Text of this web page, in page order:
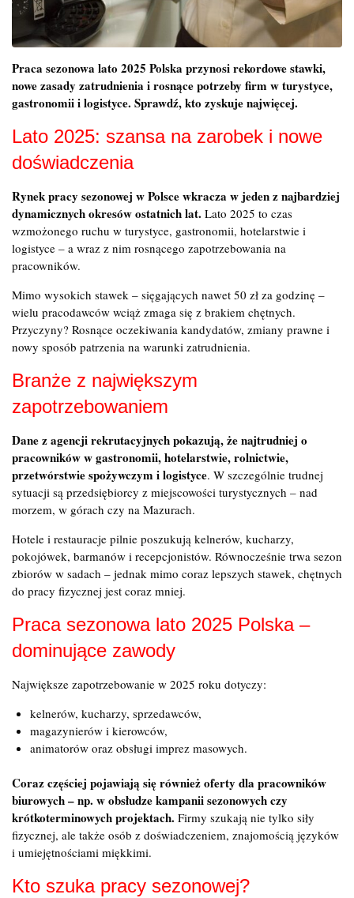
Praca sezonowa lato 2025 Polska przynosi rekordowe stawki,
nowe zasady zatrudnienia i rosnące potrzeby firm w turystyce,
gastronomii i logistyce. Sprawdź, kto zyskuje najwięcej.
Lato 2025: szansa na zarobek i nowe
doświadczenia
Rynek pracy sezonowej w Polsce wkracza w jeden z najbardziej
dynamicznych okresów ostatnich lat. Lato 2025 to czas
wzmożonego ruchu w turystyce, gastronomii, hotelarstwie i
logistyce – a wraz z nim rosnącego zapotrzebowania na
pracowników.
Mimo wysokich stawek – sięgających nawet 50 zł za godzinę –
wielu pracodawców wciąż zmaga się z brakiem chętnych.
Przyczyny? Rosnące oczekiwania kandydatów, zmiany prawne i
nowy sposób patrzenia na warunki zatrudnienia.
Branże z największym
zapotrzebowaniem
Dane z agencji rekrutacyjnych pokazują, że najtrudniej o
pracowników w gastronomii, hotelarstwie, rolnictwie,
przetwórstwie spożywczym i logistyce. W szczególnie trudnej
sytuacji są przedsiębiorcy z miejscowości turystycznych – nad
morzem, w górach czy na Mazurach.
Hotele i restauracje pilnie poszukują kelnerów, kucharzy,
pokojówek, barmanów i recepcjonistów. Równocześnie trwa sezon
zbiorów w sadach – jednak mimo coraz lepszych stawek, chętnych
do pracy fizycznej jest coraz mniej.
Praca sezonowa lato 2025 Polska –
dominujące zawody
Największe zapotrzebowanie w 2025 roku dotyczy:
kelnerów, kucharzy, sprzedawców,
magazynierów i kierowców,
animatorów oraz obsługi imprez masowych.
Coraz częściej pojawiają się również oferty dla pracowników
biurowych – np. w obsłudze kampanii sezonowych czy
krótkoterminowych projektach. Firmy szukają nie tylko siły
fizycznej, ale także osób z doświadczeniem, znajomością języków
i umiejętnościami miękkimi.
Kto szuka pracy sezonowej?